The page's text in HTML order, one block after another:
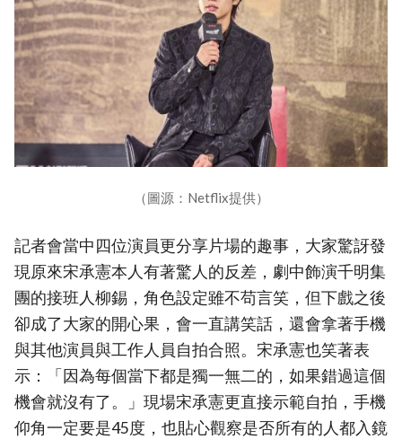
（圖源：Netflix提供）
記者會當中四位演員更分享片場的趣事，大家驚訝發
現原來宋承憲本人有著驚人的反差，劇中飾演千明集
團的接班人柳錫，角色設定雖不苟言笑，但下戲之後
卻成了大家的開心果，會一直講笑話，還會拿著手機
與其他演員與工作人員自拍合照。宋承憲也笑著表
示：「因為每個當下都是獨一無二的，如果錯過這個
機會就沒有了。」現場宋承憲更直接示範自拍，手機
仰角一定要是45度，也貼心觀察是否所有的人都入鏡